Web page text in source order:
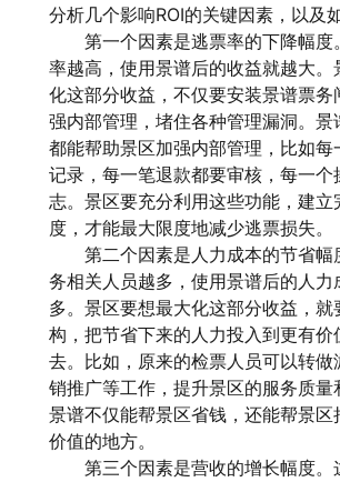
分析几个影响ROI的关键因素，以及
第一个因素是逃票率的下降幅度
率越高，使用景谱后的收益就越大。
化这部分收益，不仅要安装景谱票务
强内部管理，堵住各种管理漏洞。景
都能帮助景区加强内部管理，比如每
记录，每一笔退款都要审核，每一个
志。景区要充分利用这些功能，建立
度，才能最大限度地减少逃票损失。
第二个因素是人力成本的节省幅
务相关人员越多，使用景谱后的人力
多。景区要想最大化这部分收益，就
构，把节省下来的人力投入到更有价
去。比如，原来的检票人员可以转做
销推广等工作，提升景区的服务质量
景谱不仅能帮景区省钱，还能帮景区
价值的地方。
第三个因素是营收的增长幅度。